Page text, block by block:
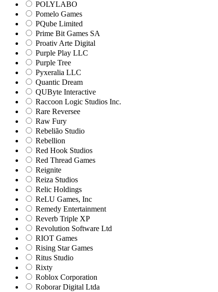
POLYLABO
Pomelo Games
PQube Limited
Prime Bit Games SA
Proativ Arte Digital
Purple Play LLC
Purple Tree
Pyxeralia LLC
Quantic Dream
QUByte Interactive
Raccoon Logic Studios Inc.
Rare Reversee
Raw Fury
Rebelião Studio
Rebellion
Red Hook Studios
Red Thread Games
Reignite
Reiza Studios
Relic Holdings
ReLU Games, Inc
Remedy Entertainment
Reverb Triple XP
Revolution Software Ltd
RIOT Games
Rising Star Games
Ritus Studio
Rixty
Roblox Corporation
Roborar Digital Ltda